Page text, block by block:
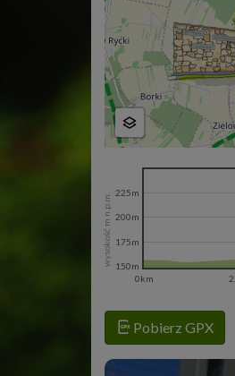
wysokość m n.p.m.
0km
150m
175m
200m
225m
Pobierz GPX